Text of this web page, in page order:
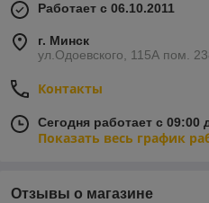
Работает с 06.10.2011
г. Минск
ул.Одоевского, 115А пом.
Контакты
Сегодня работает с 09:00
Показать весь график
Отзывы о магазине